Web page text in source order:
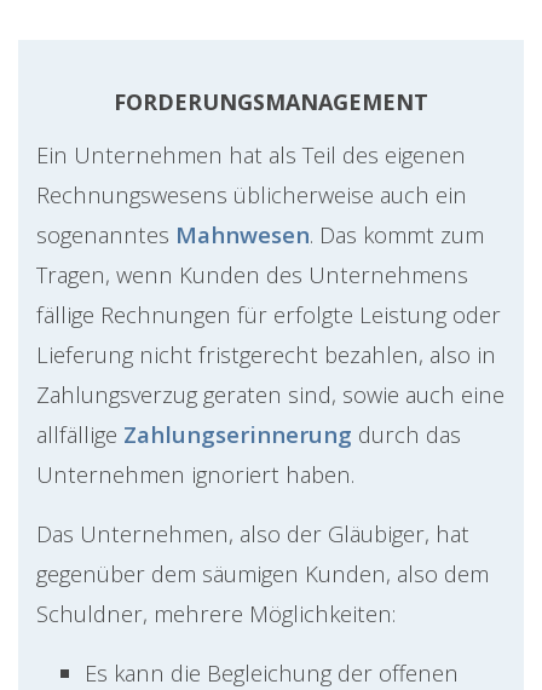
FORDERUNGSMANAGEMENT
Ein Unternehmen hat als Teil des eigenen
Rechnungswesens üblicherweise auch ein
sogenanntes Mahnwesen. Das kommt zum
Tragen, wenn Kunden des Unternehmens
fällige Rechnungen für erfolgte Leistung oder
Lieferung nicht fristgerecht bezahlen, also in
Zahlungsverzug geraten sind, sowie auch eine
allfällige Zahlungserinnerung durch das
Unternehmen ignoriert haben.
Das Unternehmen, also der Gläubiger, hat
gegenüber dem säumigen Kunden, also dem
Schuldner, mehrere Möglichkeiten:
Es kann die Begleichung der offenen